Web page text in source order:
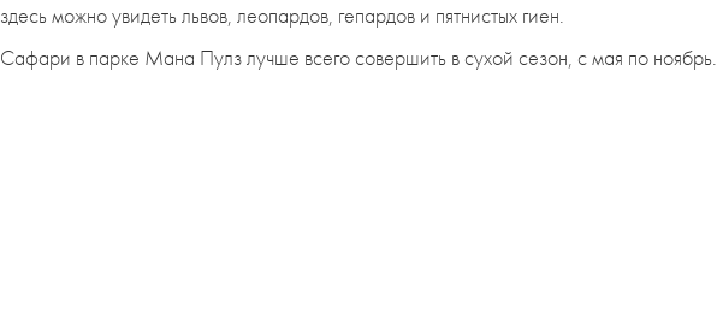
здесь можно увидеть львов, леопардов, гепардов и пятнистых гиен.
Сафари в парке Мана Пулз лучше всего совершить в сухой сезон, с мая по ноябрь.